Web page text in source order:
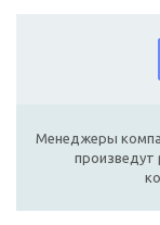
Менеджеры
произведут